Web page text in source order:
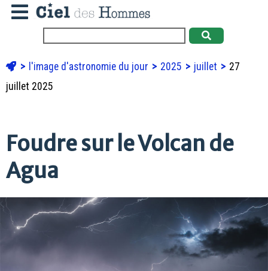
l'image d'astronomie du jour 2025 juillet
27
juillet 2025
Foudre sur le Volcan de
Agua